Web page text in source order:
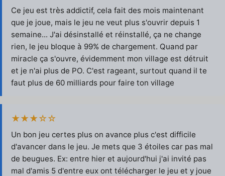
Ce jeu est très addictif, cela fait des mois maintenant
que je joue, mais le jeu ne veut plus s'ouvrir depuis 1
semaine... J'ai désinstallé et réinstallé, ça ne change
rien, le jeu bloque à 99% de chargement. Quand par
miracle ça s'ouvre, évidemment mon village est détruit
et je n'ai plus de PO. C'est rageant, surtout quand il te
faut plus de 60 milliards pour faire ton village
★★★☆☆
Un bon jeu certes plus on avance plus c'est difficile
d'avancer dans le jeu. Je mets que 3 étoiles car pas mal
de beugues. Ex: entre hier et aujourd'hui j'ai invité pas
mal d'amis 5 d'entre eux ont télécharger le jeu et y joue